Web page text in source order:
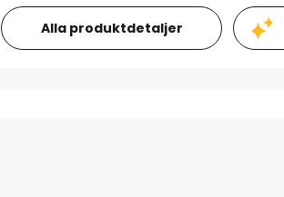
Alla produktdetaljer